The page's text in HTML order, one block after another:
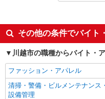
同じ特徴から霞ケ関(埼玉)
未経験歓迎
エルダー（50代～）活躍中
ボーナス・賞与あり
週2～3日勤務OK
その他の条件でバイト
川越市の職種からバイト・
ファッション・アパレル
清掃・警備・ビルメンテナンス・
設備管理